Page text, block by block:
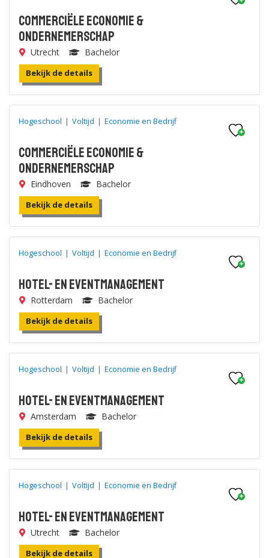
Commerciële Economie &
Ondernemerschap
Utrecht Bachelor
Bekijk de details
Hogeschool | Voltijd | Economie en Bedrijf
Commerciële Economie &
Ondernemerschap
Eindhoven Bachelor
Bekijk de details
Hogeschool | Voltijd | Economie en Bedrijf
Hotel- en Eventmanagement
Rotterdam Bachelor
Bekijk de details
Hogeschool | Voltijd | Economie en Bedrijf
Hotel- en Eventmanagement
Amsterdam Bachelor
Bekijk de details
Hogeschool | Voltijd | Economie en Bedrijf
Hotel- en Eventmanagement
Utrecht Bachelor
Bekijk de details